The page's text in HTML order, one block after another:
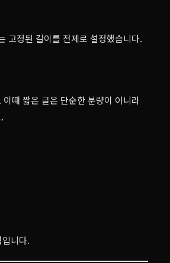
고정된 길이를 전제로 설정했습니다.
때 짧은 글은 단순한 분량이 아니라
니다.